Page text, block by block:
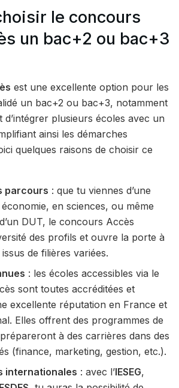
le concours
un bac+2 ou bac+3
est une excellente option pour les
un bac+2 ou bac+3, notamment
d’intégrer plusieurs écoles avec un
ainsi les démarches
quelques raisons de choisir ce
parcours : que tu viennes d’une
en sciences, ou même
DUT, le concours Accès
des profils et ouvre la porte à
de filières variées.
: les écoles accessibles via le
sont toutes accréditées et
excellente réputation en France et
Elles offrent des programmes de
à des carrières dans des
(finance, marketing, gestion, etc.).
internationales : avec l’IESEG,